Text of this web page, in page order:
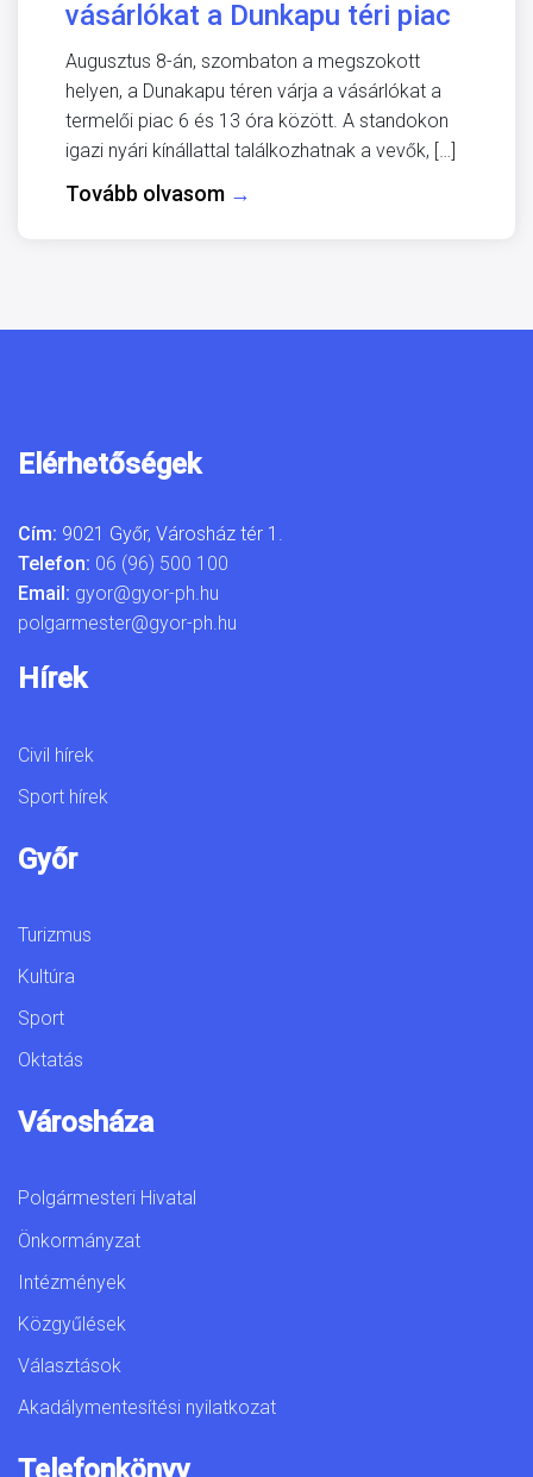
vásárlókat a Dunkapu téri piac
Augusztus 8-án, szombaton a megszokott
helyen, a Dunakapu téren várja a vásárlókat a
termelői piac 6 és 13 óra között. A standokon
igazi nyári kínállattal találkozhatnak a vevők, […]
Tovább olvasom →
Elérhetőségek
Cím: 9021 Győr, Városház tér 1.
Telefon: 06 (96) 500 100
Email: gyor@gyor-ph.hu
polgarmester@gyor-ph.hu
Hírek
Civil hírek
Sport hírek
Győr
Turizmus
Kultúra
Sport
Oktatás
Városháza
Polgármesteri Hivatal
Önkormányzat
Intézmények
Közgyűlések
Választások
Akadálymentesítési nyilatkozat
Telefonkönyv